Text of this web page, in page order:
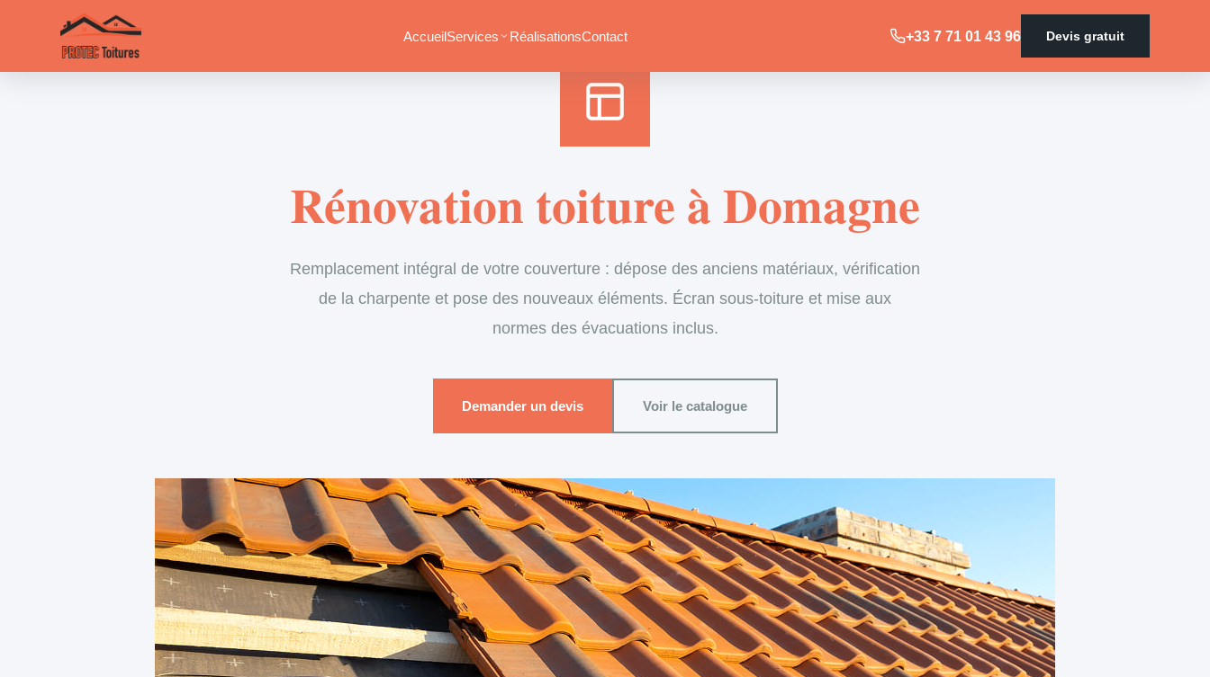
AccueilServices RéalisationsContact +33 7 71 01 43 96 Devis gratuit
Rénovation toiture à Domagne
Remplacement intégral de votre couverture : dépose des anciens matériaux, vérification
de la charpente et pose des nouveaux éléments. Écran sous-toiture et mise aux
normes des évacuations inclus.
Demander un devis Voir le catalogue